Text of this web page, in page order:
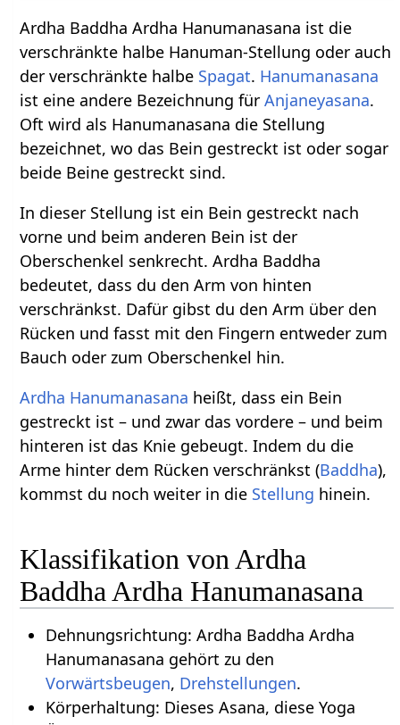
Ardha Baddha Ardha Hanumanasana ist die
verschränkte halbe Hanuman-Stellung oder auch
der verschränkte halbe Spagat. Hanumanasana
ist eine andere Bezeichnung fürAnjaneyasana.
Oft wird als Hanumanasana die Stellung
bezeichnet, wo das Bein gestreckt ist oder sogar
beide Beine gestreckt sind.
In dieser Stellung ist ein Bein gestreckt nach
vorne und beim anderen Bein ist der
Oberschenkel senkrecht. Ardha Baddha
bedeutet, dass du den Arm von hinten
verschränkst. Dafür gibst du den Arm über den
Rücken und fasst mit den Fingern entweder zum
Bauch oder zum Oberschenkel hin.
Ardha Hanumanasana heißt, dass ein Bein
gestreckt ist – und zwar das vordere – und beim
hinteren ist das Knie gebeugt. Indem du die
Arme hinter dem Rücken verschränkst (Baddha),
kommst du noch weiter in die Stellung hinein.
Klassifikation von Ardha
Baddha Ardha Hanumanasana
Dehnungsrichtung: Ardha Baddha Ardha
Hanumanasana gehört zu den
Vorwärtsbeugen, Drehstellungen.
Körperhaltung: Dieses Asana, diese Yoga